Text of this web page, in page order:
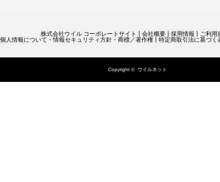
株式会社ウイル コーポレートサイト 会社概要 採用情報
ご利用
個人情報について・情報セキュリティ方針・商標／著作権
特定商取引法に基づく
Copyright © ウイルネット